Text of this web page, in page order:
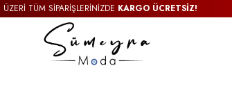
TÜM SİPARİŞLERİNİZDEKARGO ÜCRETSİZ!